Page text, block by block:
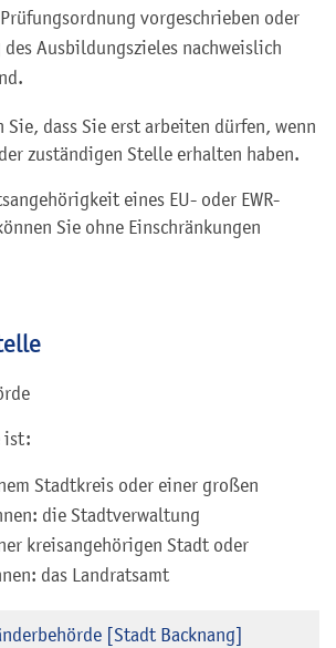
vorgeschrieben oder
Ausbildungszieles nachweislich
Sie, dass Sie erst arbeiten dürfen, wenn
zuständigen Stelle erhalten haben.
eines EU- oder EWR-
Sie ohne Einschränkungen
ist:
Stadtkreis oder einer großen
die Stadtverwaltung
kreisangehörigen Stadt oder
das Landratsamt
[Stadt Backnang]